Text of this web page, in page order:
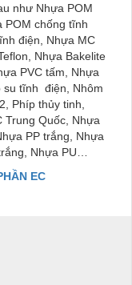
như Nhựa POM
POM chống tĩnh
điện, Nhựa MC
Nhựa Bakelite
PVC tấm, Nhựa
su tĩnh điện, Nhôm
Phíp thủy tinh,
Trung Quốc, Nhựa
PP trắng, Nhựa
Nhựa PU…
EC